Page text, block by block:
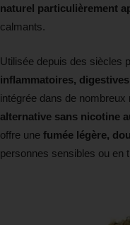
naturel particulièrement
calmants.
Utilisée depuis des siècles
inflammatoires,
intégrée dans de
alternative sans nicotine
offre une fumée légère,
personnes sensibles ou en